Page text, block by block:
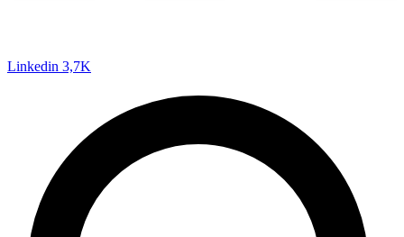
Linkedin 3,7K